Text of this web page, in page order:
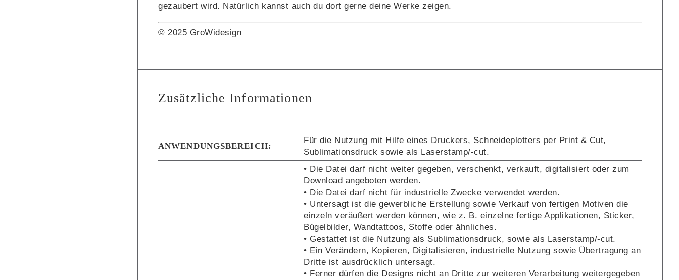
gezaubert wird. Natürlich kannst auch du dort gerne deine Werke zeigen.
© 2025 GroWidesign
Zusätzliche Informationen
ANWENDUNGSBEREICH:
Für die Nutzung mit Hilfe eines Druckers, Schneideplotters per Print & Cut,
Sublimationsdruck sowie als Laserstamp/-cut.
• Die Datei darf nicht weiter gegeben, verschenkt, verkauft, digitalisiert oder zum
Download angeboten werden.
• Die Datei darf nicht für industrielle Zwecke verwendet werden.
• Untersagt ist die gewerbliche Erstellung sowie Verkauf von fertigen Motiven die
einzeln veräußert werden können, wie z. B. einzelne fertige Applikationen, Sticker,
Bügelbilder, Wandtattoos, Stoffe oder ähnliches.
• Gestattet ist die Nutzung als Sublimationsdruck, sowie als Laserstamp/-cut.
• Ein Verändern, Kopieren, Digitalisieren, industrielle Nutzung sowie Übertragung an
Dritte ist ausdrücklich untersagt.
• Ferner dürfen die Designs nicht an Dritte zur weiteren Verarbeitung weitergegeben